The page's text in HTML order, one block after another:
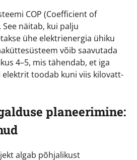
COP (Coefficient of
näitab, kui palju
ühe elektrienergia ühiku
võib saavutada
4–5, mis tähendab, et iga
toodab kuni viis kilovatt-
planeerimine:
algab põhjalikust